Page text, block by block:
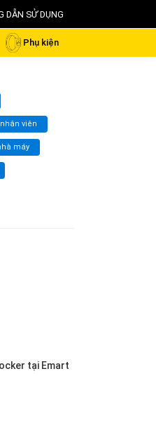
DẪN SỬ DỤNG
Phụ kiện
viên
máy
tại Emart